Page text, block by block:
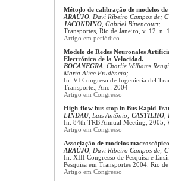
Método de calibração de modelos
ARAÚJO , Davi Ribeiro Campos de;
JACONDINO , Gabriel Bittencourt;
Transportes, Rio de Janeiro, v. 12, n.
Artigo em periódico
Modelo de Redes Neuronales
Electrónica de la Velocidad.
BOCANEGRA , Charlie Williams
Maria Alice Prudêncio;
In: VI Congreso de Ingeniería del
Transporte., Ano: 2004
Artigo em Congresso
High-flow bus stop in Bus Rapid
LINDAU, Luis Antônio; CASTILHO
In: 84th TRB Annual Meeting, 2005,
Artigo em Congresso
Associação de modelos
ARAÚJO , Davi Ribeiro Campos de;
In: XIII Congresso de Pesquisa e
Pesquisa em Transportes 2004. Rio
Artigo em Congresso